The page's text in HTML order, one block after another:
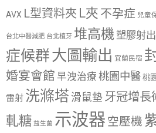
AVX L型資料夾 L夾 不孕症 兒童
台北中醫減肥 台北植牙 堆高機塑膠射
症候群大圖輸出 宜蘭民宿
婚宴會館 早洩治療 桃園中醫 桃
雷射 洗滌塔 滑鼠墊 牙冠增長
軋糖 益生菌 示波器 空壓機